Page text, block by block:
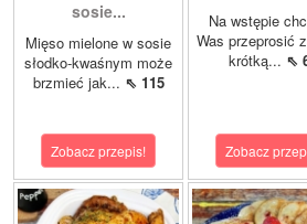
sosie...
Mięso mielone w sosie
słodko-kwaśnym może
brzmieć jak... ⇖ 115
Zobacz przepis!
Na wstępie
Was przeprosić
krótką... ⇖
Zobacz